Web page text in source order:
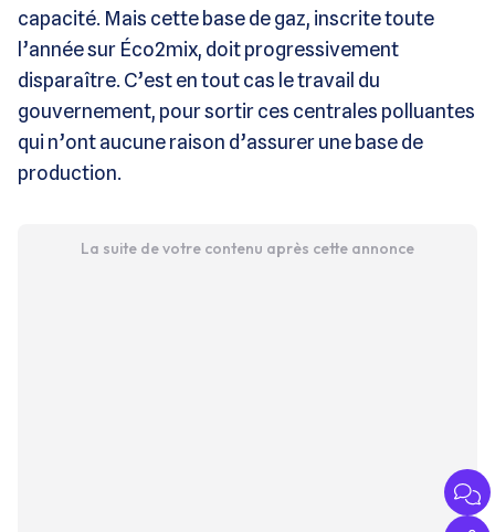
capacité. Mais cette base de gaz, inscrite toute
l’année sur Éco2mix, doit progressivement
disparaître. C’est en tout cas le travail du
gouvernement, pour sortir ces centrales polluantes
qui n’ont aucune raison d’assurer une base de
production.
La suite de votre contenu après cette annonce